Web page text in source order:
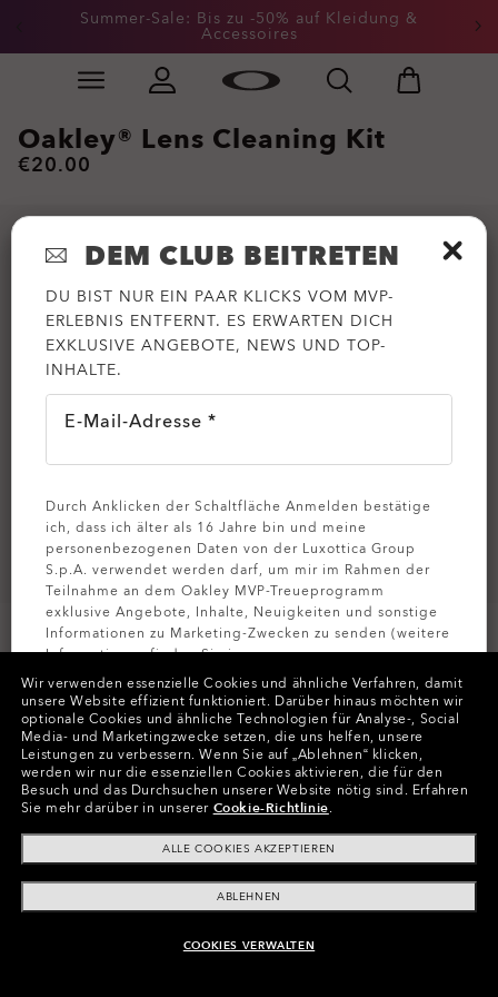
Skip to
Summer-Sale: Bis zu -50% auf Kleidung &
Accessoires
Slide 2 of 3. Summer-Sale: Bis zu -50% auf Kleidung &
ZUM WARENKORB HINZUFÜGEN
Oakley® Lens Cleaning Kit
€20.00
Farben (1) Black
In Raten zahlen
Wir verwenden essenzielle Cookies und ähnliche Verfahren, damit
unsere Website effizient funktioniert. Darüber hinaus möchten wir
optionale Cookies und ähnliche Technologien für Analyse-, Social
Media- und Marketingzwecke setzen, die uns helfen, unsere
Leistungen zu verbessern. Wenn Sie auf „Ablehnen“ klicken,
werden wir nur die essenziellen Cookies aktivieren, die für den
Besuch und das Durchsuchen unserer Website nötig sind. Erfahren
Sie mehr darüber in unserer Cookie-Richtlinie.
ALLE COOKIES AKZEPTIEREN
ABLEHNEN
COOKIES VERWALTEN
DEM CLUB BEITRETEN
DU BIST NUR EIN PAAR KLICKS VOM MVP-
ERLEBNIS ENTFERNT. ES ERWARTEN DICH
EXKLUSIVE ANGEBOTE, NEWS UND TOP-
INHALTE.
E-Mail-Adresse *
Durch Anklicken der Schaltfläche Anmelden bestätige
ich, dass ich älter als 16 Jahre bin und meine
personenbezogenen Daten von der Luxottica Group
S.p.A. verwendet werden darf, um mir im Rahmen der
Teilnahme an dem Oakley MVP-Treueprogramm
exklusive Angebote, Inhalte, Neuigkeiten und sonstige
Informationen zu Marketing-Zwecken zu senden (weitere
Informationen finden Sie in unserer
Datenschutzbestimmungen ).
MELDEN SIE